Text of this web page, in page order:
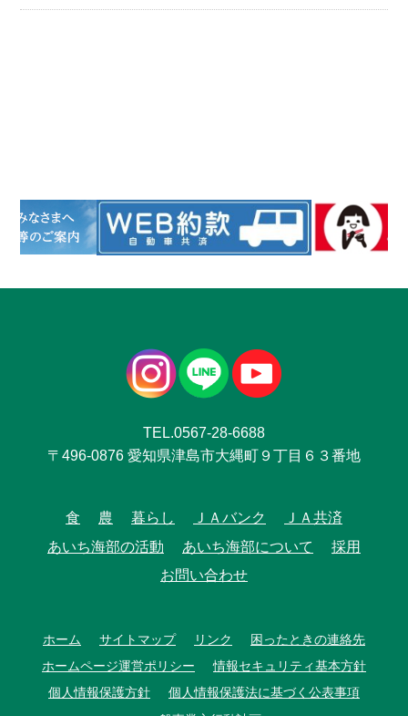
TEL.0567-28-6688
〒496-0876 愛知県津島市大縄町９丁目６３番地
食 農 暮らし ＪＡバンク
ＪＡ共済
あいち海部の活動
あいち海部について
採用
お問い合わせ
ホーム サイトマップ リンク
困ったときの連絡先
ホームページ運営ポリシー
情報セキュリティ基本方針
個人情報保護方針
個人情報保護法に基づく公表事項